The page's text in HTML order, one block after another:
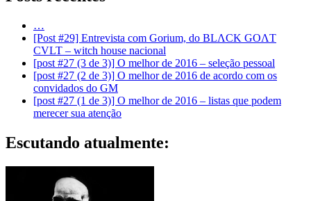
…
[Post #29] Entrevista com Gorium, do BLΛCK GOΛT
CVLT – witch house nacional
[post #27 (3 de 3)] O melhor de 2016 – seleção pessoal
[post #27 (2 de 3)] O melhor de 2016 de acordo com os
convidados do GM
[post #27 (1 de 3)] O melhor de 2016 – listas que podem
merecer sua atenção
Escutando atualmente: